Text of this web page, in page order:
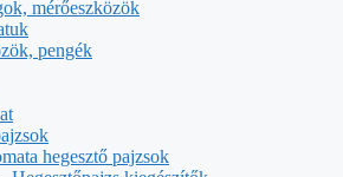
mérőeszközök
pengék
hegesztő pajzsok